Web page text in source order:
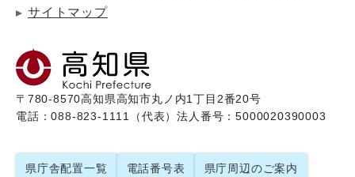
サイトマップ
〒780-8570高知県高知市丸ノ内1丁目2番20号
電話：088-823-1111（代表）法人番号：5000020390003
県庁舎配置一覧 電話番号表 県庁周辺のご案内